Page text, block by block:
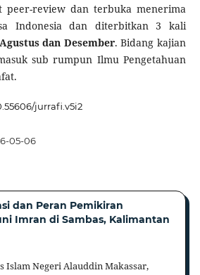
peer-review dan terbuka menerima
Indonesia dan diterbitkan 3 kali
dan Desember. Bidang kajian
sub rumpun Ilmu Pengetahuan
jurrafi.v5i2
05-06
dan Peran Pemikiran
Imran di Sambas, Kalimantan
Islam Negeri Alauddin Makassar,